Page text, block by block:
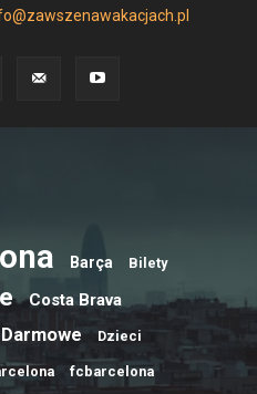
Barça Bilety
Costa Brava
Darmowe Dzieci
fcbarcelona